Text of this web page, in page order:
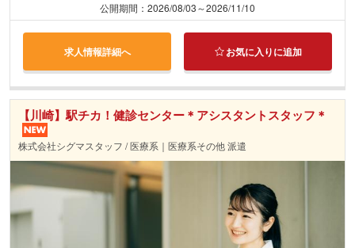
公開期間：2026/08/03～2026/11/10
求人情報詳細へ お気に入りに追加
【川崎】駅チカ！健診センター＊アシスタントスタッフ＊
株式会社シグマスタッフ / 医療系｜医療系その他 派遣